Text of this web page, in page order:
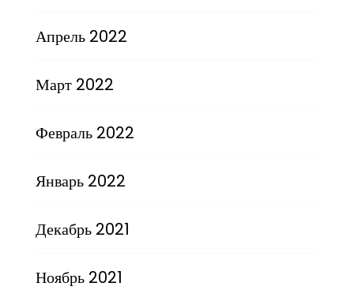
Апрель 2022
Март 2022
Февраль 2022
Январь 2022
Декабрь 2021
Ноябрь 2021